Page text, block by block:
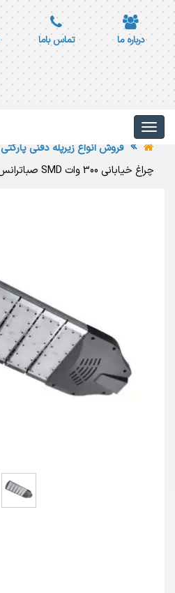
درباره ما تماس باما
فروش انواع زیرپله دفنی پارکتی
چراغ خیابانی 300 وات SMD صباترانس